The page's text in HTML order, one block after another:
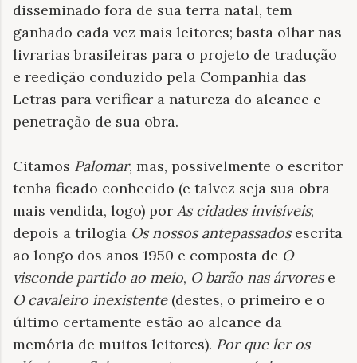
disseminado fora de sua terra natal, tem
ganhado cada vez mais leitores; basta olhar nas
livrarias brasileiras para o projeto de tradução
e reedição conduzido pela Companhia das
Letras para verificar a natureza do alcance e
penetração de sua obra.
Citamos Palomar, mas, possivelmente o escritor
tenha ficado conhecido (e talvez seja sua obra
mais vendida, logo) por As cidades invisíveis;
depois a trilogia Os nossos antepassadosescrita
ao longo dos anos 1950 e composta de O
visconde partido ao meio, O barão nas árvorese
O cavaleiro inexistente(destes, o primeiro e o
último certamente estão ao alcance da
memória de muitos leitores). Por que ler os